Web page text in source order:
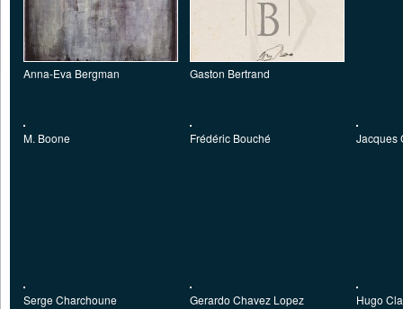
Anna-Eva Bergman Gaston Bertrand
M. Boone Frédéric Bouché Jacques
Serge Charchoune Gerardo Chavez Lopez Hugo